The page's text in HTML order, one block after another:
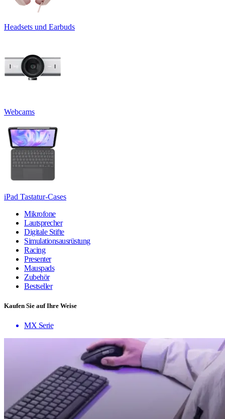
Headsets und Earbuds
Webcams
iPad Tastatur-Cases
Mikrofone
Lautsprecher
Digitale Stifte
Simulationsausrüstung
Racing
Presenter
Mauspads
Zubehör
Bestseller
Kaufen Sie auf Ihre Weise
MX Serie